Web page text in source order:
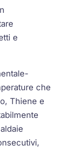
e
che
Thiene e